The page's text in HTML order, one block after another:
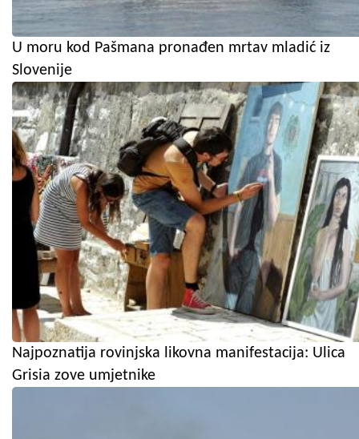
U moru kod Pašmana pronađen mrtav mladić iz
Slovenije
Najpoznatija rovinjska likovna manifestacija: Ulica
Grisia zove umjetnike